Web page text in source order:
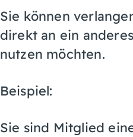
Sie können
direkt an ein
nutzen möchten.
Beispiel:
Sie sind Mitglied